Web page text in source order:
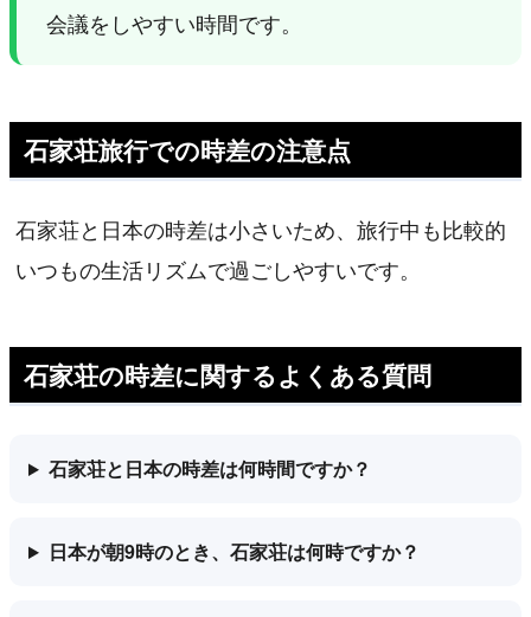
会議をしやすい時間です。
石家荘旅行での時差の注意点
石家荘と日本の時差は小さいため、旅行中も比較的
いつもの生活リズムで過ごしやすいです。
石家荘の時差に関するよくある質問
石家荘と日本の時差は何時間ですか？
日本が朝9時のとき、石家荘は何時ですか？